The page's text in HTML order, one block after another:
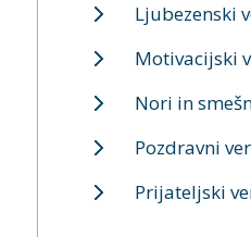
Ljubezenski
Motivacijski
Nori in
Pozdravni
Prijateljski